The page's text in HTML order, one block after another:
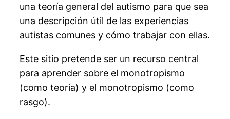
una teoría general del autismo para que sea
una descripción útil de las experiencias
autistas comunes y cómo trabajar con ellas.
Este sitio pretende ser un recurso central
para aprender sobre el monotropismo
(como teoría) y el monotropismo (como
rasgo).